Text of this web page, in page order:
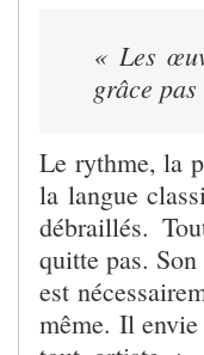
« Les
grâce
Le rythme, la
la langue
débraillés.
quitte pas.
est
même. Il